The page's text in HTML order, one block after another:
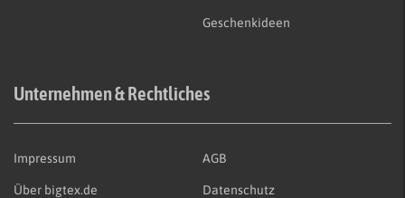
Geschenkideen
Unternehmen & Rechtliches
Impressum
Über bigtex.de
AGB
Datenschutz